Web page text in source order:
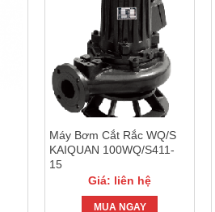
Máy Bơm Cắt Rắc WQ/S
KAIQUAN 100WQ/S411-
15
Giá: liên hệ
MUA NGAY